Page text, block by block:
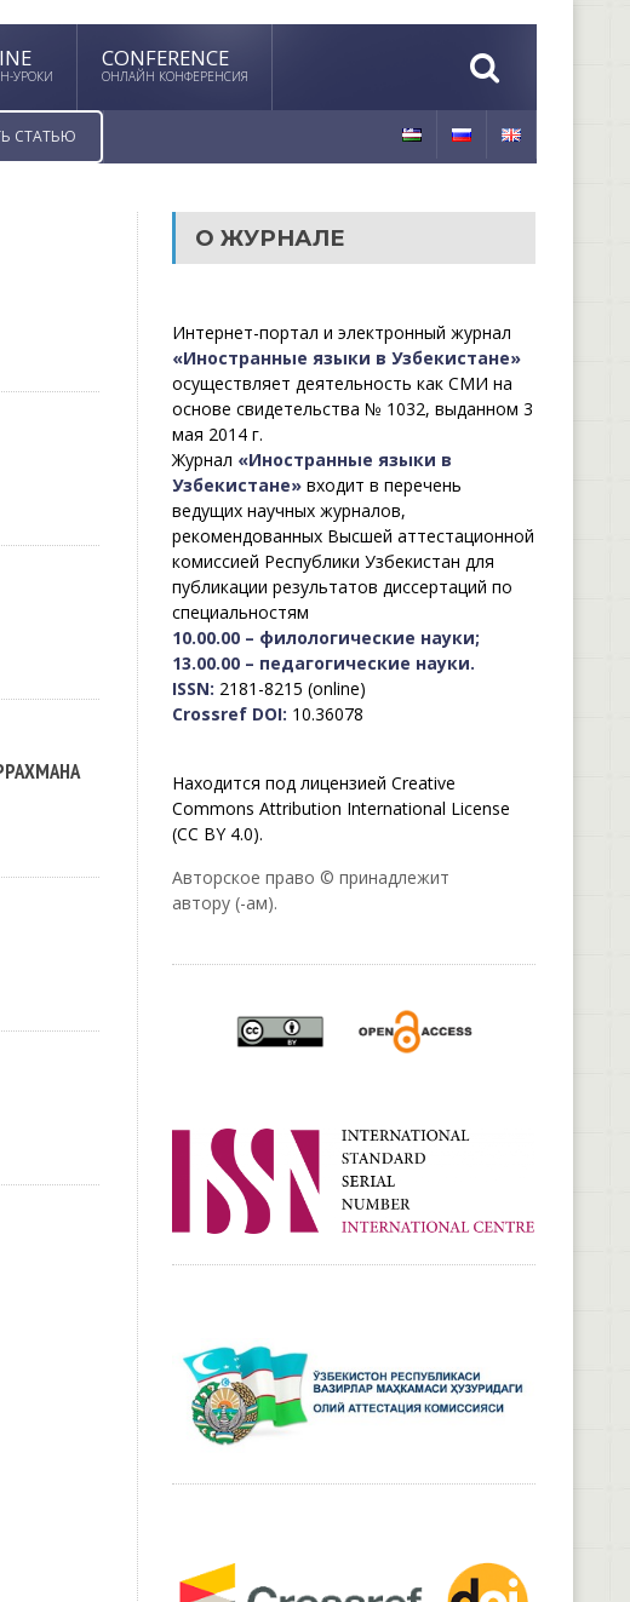
УРОКИ
CONFERENCE
ОНЛАЙН КОНФЕРЕНСИЯ
СТАТЬЮ
О ЖУРНАЛЕ
Интернет-портал и электронный журнал
«Иностранные языки в Узбекистане»
осуществляет деятельность как СМИ на
основе свидетельства № 1032, выданном 3
мая 2014 г.
Журнал «Иностранные языки в
Узбекистане»входит в перечень
ведущих научных журналов,
рекомендованных Высшей аттестационной
комиссией Республики Узбекистан для
публикации результатов диссертаций по
специальностям
10.00.00 – филологические науки;
13.00.00 – педагогические науки.
ISSN: 2181-8215 (online)
Crossref DOI: 10.36078
Находится под лицензией Creative
Commons Attribution International License
(CC BY 4.0).
Авторское право © принадлежит
автору (-ам).